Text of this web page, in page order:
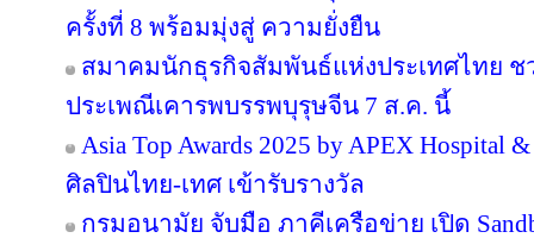
ครั้งที่ 8 พร้อมมุ่งสู่ ความยั่งยืน
สมาคมนักธุรกิจสัมพันธ์แห่งประเทศไทย
ประเพณีเคารพบรรพบุรุษจีน 7 ส.ค. นี้
Asia Top Awards 2025 by APEX
ศิลปินไทย-เทศ เข้ารับรางวัล
กรมอนามัย จับมือ ภาคีเครือข่าย เปิด